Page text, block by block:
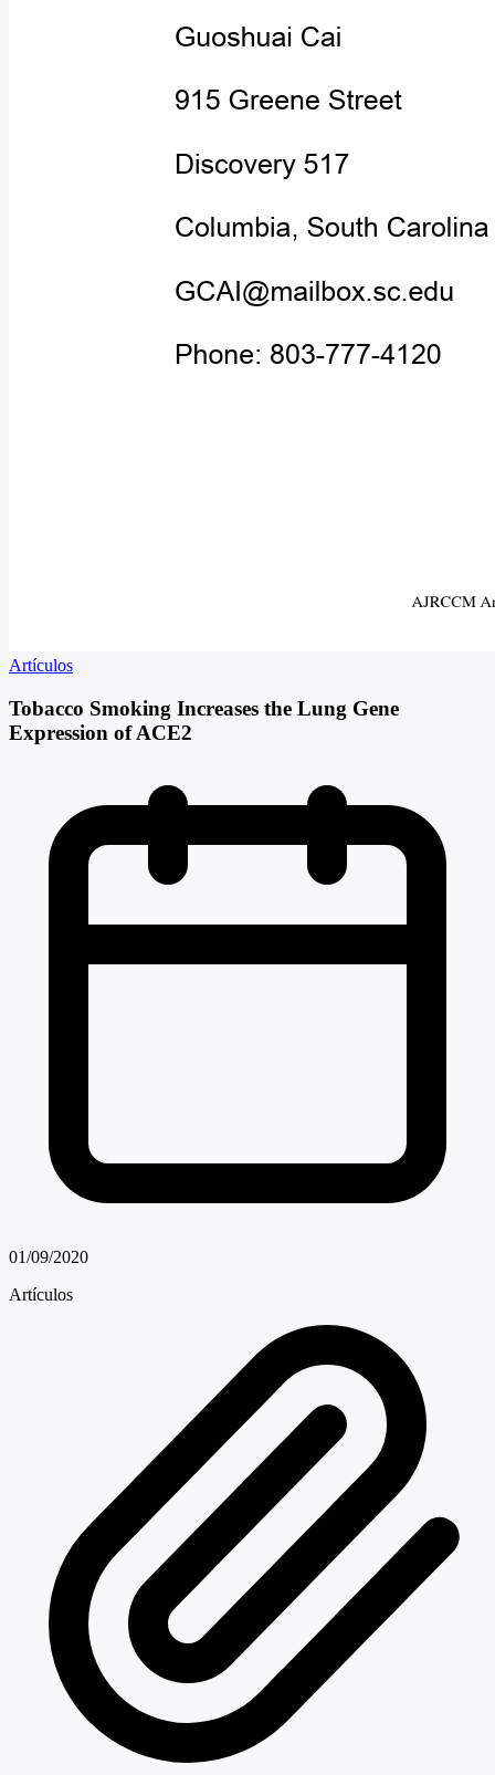
Artículos
Tobacco Smoking Increases the Lung Gene
Expression of ACE2
01/09/2020
Artículos